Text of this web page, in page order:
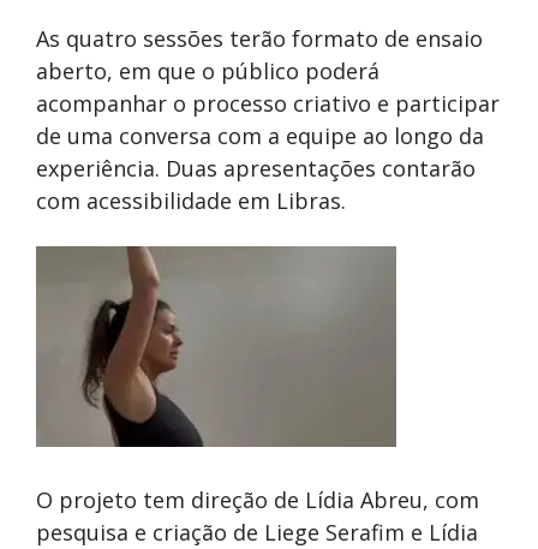
As quatro sessões terão formato de ensaio
aberto, em que o público poderá
acompanhar o processo criativo e participar
de uma conversa com a equipe ao longo da
experiência. Duas apresentações contarão
com acessibilidade em Libras.
O projeto tem direção de Lídia Abreu, com
pesquisa e criação de Liege Serafim e Lídia